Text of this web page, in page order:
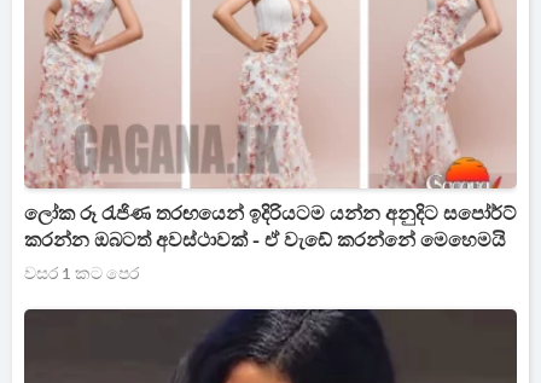
ලෝක රූ රැජිණ තරඟයෙන් ඉදිරියටම යන්න අනුදිට සපෝර්ට්
කරන්න ඔබටත් අවස්ථාවක් - ඒ වැඩේ කරන්නේ මෙහෙමයි
වසර 1 කට පෙර